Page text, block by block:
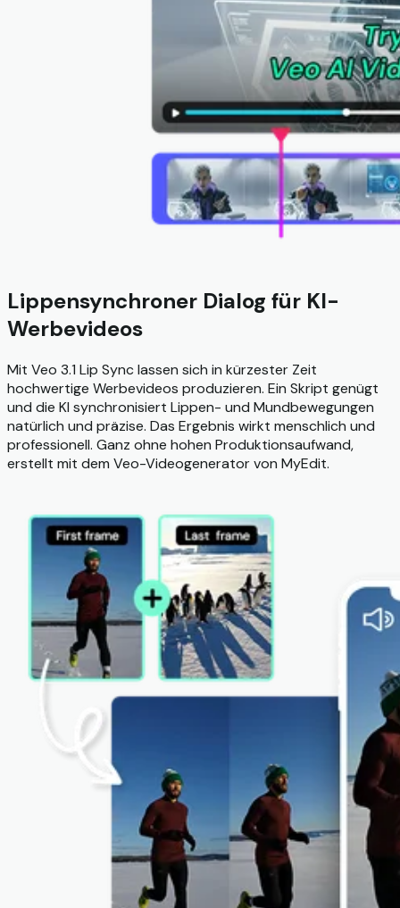
Lippensynchroner Dialog für KI-
Werbevideos
Mit Veo 3.1 Lip Sync lassen sich in kürzester Zeit
hochwertige Werbevideos produzieren. Ein Skript genügt
und die KI synchronisiert Lippen- und Mundbewegungen
natürlich und präzise. Das Ergebnis wirkt menschlich und
professionell. Ganz ohne hohen Produktionsaufwand,
erstellt mit dem Veo-Video­generator von MyEdit.